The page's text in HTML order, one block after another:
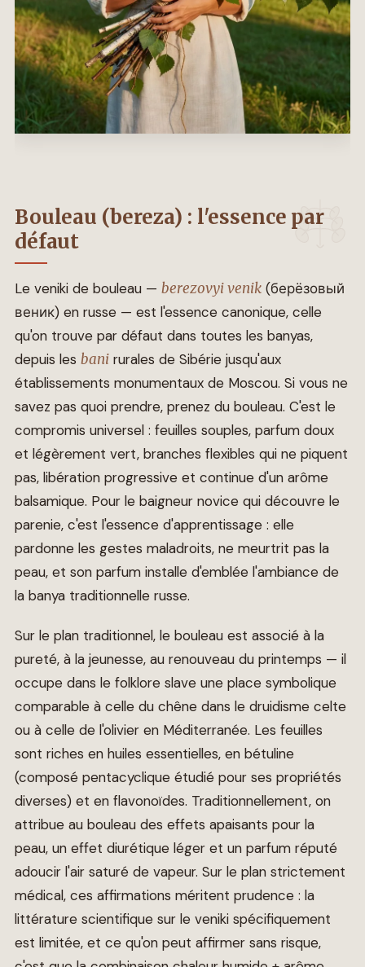
Bouleau (bereza) : l'essence par
défaut
Le veniki de bouleau — berezovyi venik(берёзовый
веник) en russe — est l'essence canonique, celle
qu'on trouve par défaut dans toutes les banyas,
depuis les banirurales de Sibérie jusqu'aux
établissements monumentaux de Moscou. Si vous ne
savez pas quoi prendre, prenez du bouleau. C'est le
compromis universel : feuilles souples, parfum doux
et légèrement vert, branches flexibles qui ne piquent
pas, libération progressive et continue d'un arôme
balsamique. Pour le baigneur novice qui découvre le
parenie, c'est l'essence d'apprentissage : elle
pardonne les gestes maladroits, ne meurtrit pas la
peau, et son parfum installe d'emblée l'ambiance de
la banya traditionnelle russe.
Sur le plan traditionnel, le bouleau est associé à la
pureté, à la jeunesse, au renouveau du printemps — il
occupe dans le folklore slave une place symbolique
comparable à celle du chêne dans le druidisme celte
ou à celle de l'olivier en Méditerranée. Les feuilles
sont riches en huiles essentielles, en bétuline
(composé pentacyclique étudié pour ses propriétés
diverses) et en flavonoïdes. Traditionnellement, on
attribue au bouleau des effets apaisants pour la
peau, un effet diurétique léger et un parfum réputé
adoucir l'air saturé de vapeur. Sur le plan strictement
médical, ces affirmations méritent prudence : la
littérature scientifique sur le veniki spécifiquement
est limitée, et ce qu'on peut affirmer sans risque,